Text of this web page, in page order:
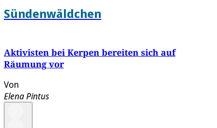
Sündenwäldchen
Aktivisten bei Kerpen bereiten sich auf
Räumung vor
Von
Elena Pintus